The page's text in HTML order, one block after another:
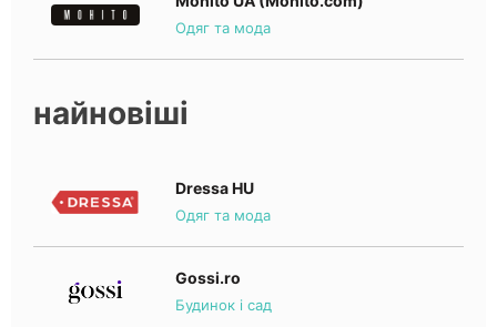
Одяг та мода
найновіші
Dressa HU
Одяг та мода
Gossi.ro
Будинок і сад